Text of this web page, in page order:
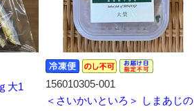
大1
156010305-001
＜さいかいといろ＞ しまあじの